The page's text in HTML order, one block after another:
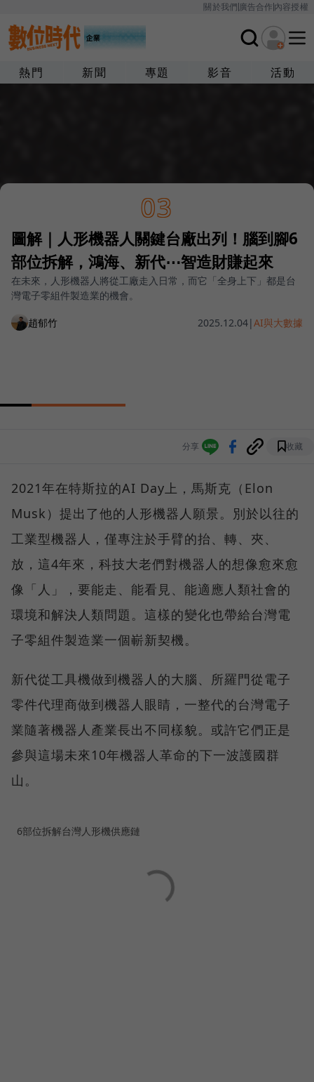
關於我們廣告合作內容授權
熱門 新聞 專題 影音 活動
03
圖解｜人形機器人關鍵台廠出列！腦到腳6
部位拆解，鴻海、新代⋯智造財賺起來
在未來，人形機器人將從工廠走入日常，而它「全身上下」都是台
灣電子零組件製造業的機會。
趙郁竹 2025.12.04|AI與大數據
分享 收藏
2021年在特斯拉的AI Day上，馬斯克（Elon
Musk）提出了他的人形機器人願景。別於以往的
工業型機器人，僅專注於手臂的抬、轉、夾、
放，這4年來，科技大老們對機器人的想像愈來愈
像「人」，要能走、能看見、能適應人類社會的
環境和解決人類問題。這樣的變化也帶給台灣電
子零組件製造業一個嶄新契機。
新代從工具機做到機器人的大腦、所羅門從電子
零件代理商做到機器人眼睛，一整代的台灣電子
業隨著機器人產業長出不同樣貌。或許它們正是
參與這場未來10年機器人革命的下一波護國群
山。
6部位拆解台灣人形機供應鏈